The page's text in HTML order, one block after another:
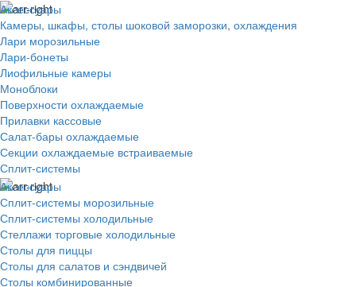
Аксессуары
Камеры, шкафы, столы шоковой заморозки, охлаждения
Лари морозильные
Лари-бонеты
Лиофильные камеры
Моноблоки
Поверхности охлаждаемые
Прилавки кассовые
Салат-бары охлаждаемые
Секции охлаждаемые встраиваемые
Сплит-системы
Аксессуары
Сплит-системы морозильные
Сплит-системы холодильные
Стеллажи торговые холодильные
Столы для пиццы
Столы для салатов и сэндвичей
Столы комбинированные